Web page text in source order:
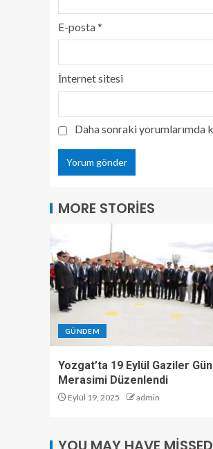
E-posta*
İnternet sitesi
Daha sonraki yorumlarımda
MORE STORIES
GÜNDEM
Yozgat’ta 19 Eylül Gaziler
Merasimi Düzenlendi
Eylül 19, 2025 admin